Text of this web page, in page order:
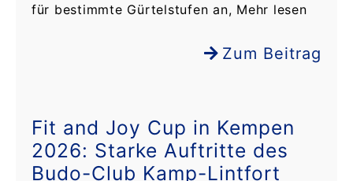
für bestimmte Gürtelstufen an, Mehr lesen
Zum Beitrag
Fit and Joy Cup in Kempen
2026: Starke Auftritte des
Budo-Club Kamp-Lintfort